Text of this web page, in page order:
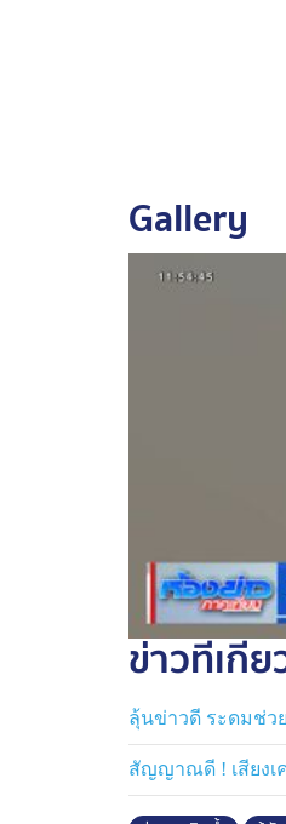
ปอนด์ จักรกฤ
งาน ณ ตอนนี้
จนเมื่อ 4 ทุ่
หน้าถ้ำ พรุ่ง
ล่าสุด ทีมข่า
บอกว่า ตอน
Gallery
ข่าวที่เกี่
ลุ้นข่าวดี ระดมช่ว
สัญญาณดี ! เสียงเ